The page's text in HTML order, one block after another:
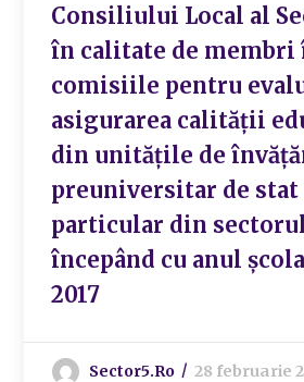
Consiliului Local al
în calitate de membri
comisiile pentru
asigurarea calității
din unitățile de
preuniversitar de stat
particular din
începând cu anul
2017
Sector5.ro 28 februarie